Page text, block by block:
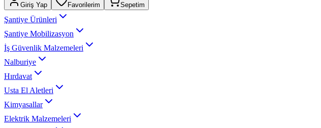
Giriş Yap Favorilerim Sepetim
Şantiye Ürünleri
Şantiye Mobilizasyon
İş Güvenlik Malzemeleri
Nalburiye
Hırdavat
Usta El Aletleri
Kimyasallar
Elektrik Malzemeleri